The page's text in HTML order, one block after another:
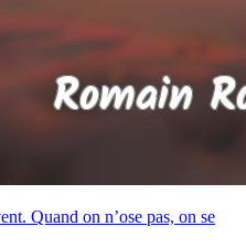
Quand on n’ose pas, on se